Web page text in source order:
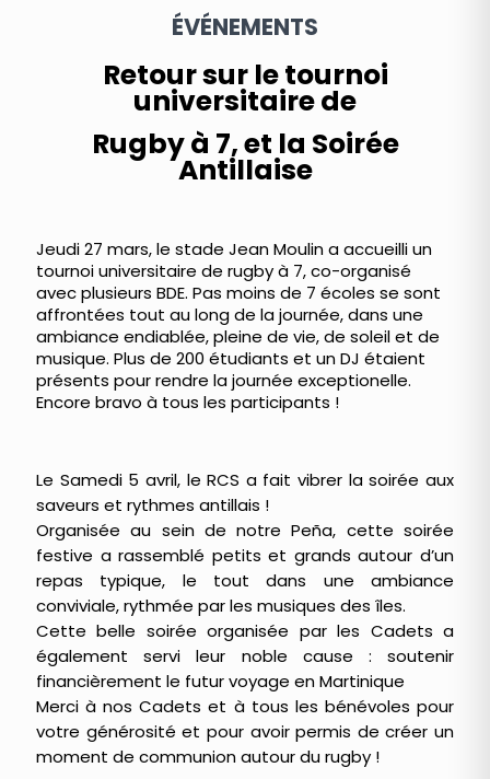
ÉVÉNEMENTS
Retour sur le tournoi
universitaire de
Rugby à 7, et la Soirée
Antillaise
Jeudi 27 mars, le stade Jean Moulin a accueilli un
tournoi universitaire de rugby à 7, co-organisé
avec plusieurs BDE. Pas moins de 7 écoles se sont
affrontées tout au long de la journée, dans une
ambiance endiablée, pleine de vie, de soleil et de
musique. Plus de 200 étudiants et un DJ étaient
présents pour rendre la journée exceptionelle.
Encore bravo à tous les participants !
Le Samedi 5 avril, le RCS a fait vibrer la soirée aux
saveurs et rythmes antillais !
Organisée au sein de notre Peña, cette soirée
festive a rassemblé petits et grands autour d’un
repas typique, le tout dans une ambiance
conviviale, rythmée par les musiques des îles.
Cette belle soirée organisée par les Cadets a
également servi leur noble cause : soutenir
financièrement le futur voyage en Martinique
Merci à nos Cadets et à tous les bénévoles pour
votre générosité et pour avoir permis de créer un
moment de communion autour du rugby !